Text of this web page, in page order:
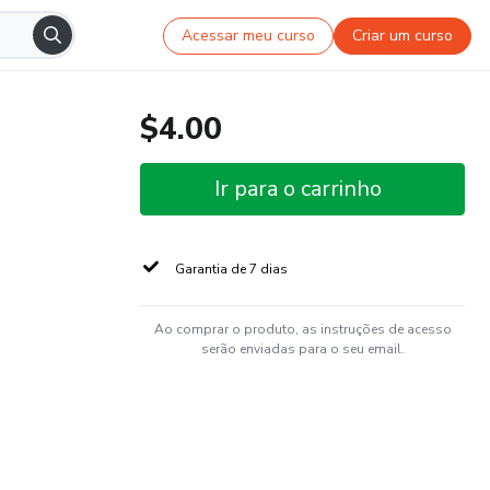
Acessar meu curso Criar um curso
$4.00
Ir para o carrinho
Garantia de 7 dias
Ao comprar o produto, as instruções de acesso
serão enviadas para o seu email.